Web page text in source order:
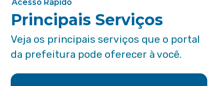
Acesso Rápido
Principais Serviços
Veja os principais serviços que o portal
da prefeitura pode oferecer à você.